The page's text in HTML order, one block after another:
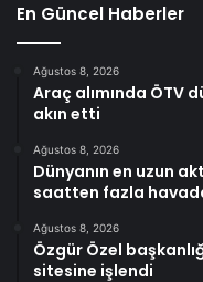
En Güncel Haberler
Ağustos 8, 2026
Araç alımında ÖTV
akın etti
Ağustos 8, 2026
Dünyanın en uzun
saatten fazla
Ağustos 8, 2026
Özgür Özel
sitesine işlendi